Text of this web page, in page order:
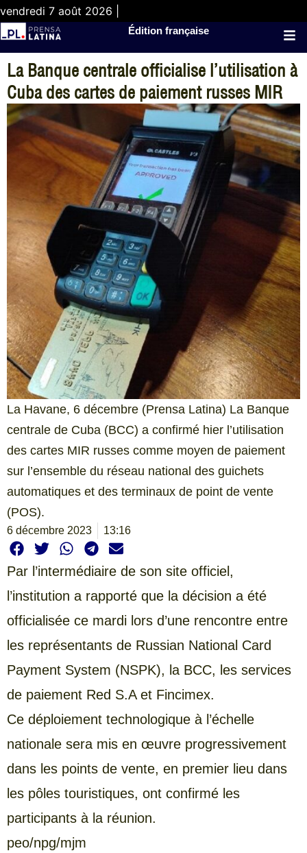
vendredi 7 août 2026 |
Édition française
La Banque centrale officialise l’utilisation à
Cuba des cartes de paiement russes MIR
La Havane, 6 décembre (Prensa Latina) La Banque
centrale de Cuba (BCC) a confirmé hier l’utilisation
des cartes MIR russes comme moyen de paiement
sur l’ensemble du réseau national des guichets
automatiques et des terminaux de point de vente
(POS).
6 décembre 2023 13:16
Par l’intermédiaire de son site officiel,
l’institution a rapporté que la décision a été
officialisée ce mardi lors d’une rencontre entre
les représentants de Russian National Card
Payment System (NSPK), la BCC, les services
de paiement Red S.A et Fincimex.
Ce déploiement technologique à l’échelle
nationale sera mis en œuvre progressivement
dans les points de vente, en premier lieu dans
les pôles touristiques, ont confirmé les
participants à la réunion.
peo/npg/mjm